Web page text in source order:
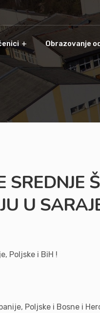
Obrazovanje
SREDNJE
U
Poljske i BiH !
Poljske i Bosne i